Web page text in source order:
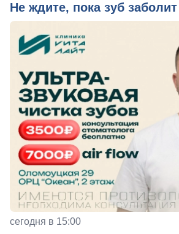
Не ждите, пока зуб заболит
сегодня в 15:00